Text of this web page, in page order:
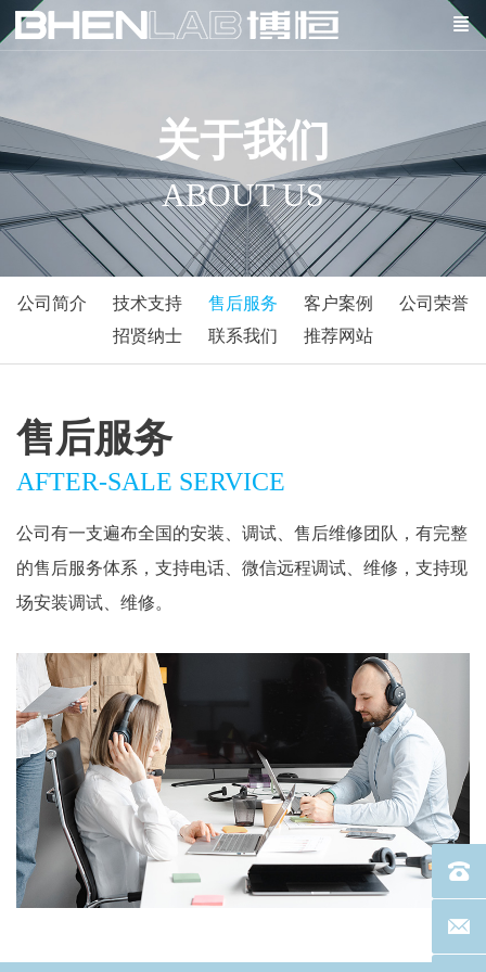
关于我们
ABOUT US
公司简介 技术支持 售后服务 客户案例
公司荣誉
招贤纳士
联系我们 推荐网站
售后服务
AFTER-SALE SERVICE
公司有一支遍布全国的安装、调试、售后维修团队，有完整
的售后服务体系，支持电话、微信远程调试、维修，支持现
场安装调试、维修。
电话
联系